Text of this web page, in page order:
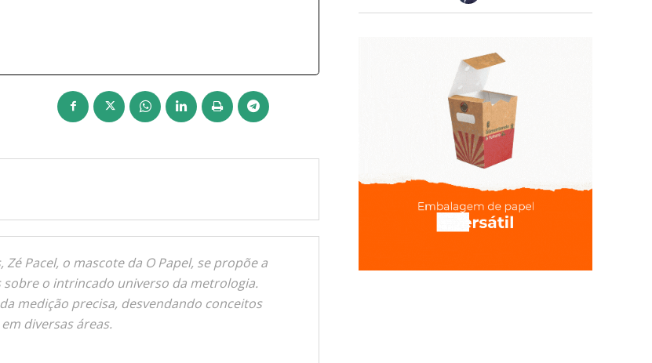
Pacel, o mascote da O Papel, se propõe a
o intrincado universo da metrologia.
medição precisa, desvendando conceitos
diversas áreas.